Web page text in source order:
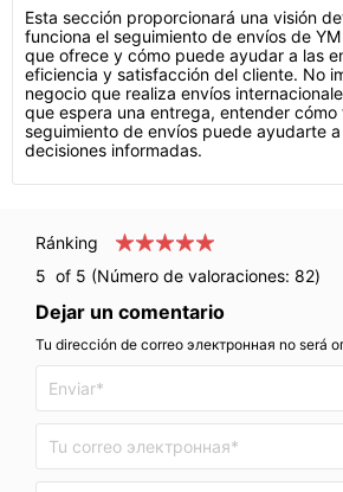
Esta sección proporcionará una visión
funciona el seguimiento de envíos de
que ofrece y cómo puede ayudar a las
eficiencia y satisfacción del cliente. No
negocio que realiza envíos
que espera una entrega, entender cómo
seguimiento de envíos puede ayudarte
decisiones informadas.
Ránking
5 of 5 (Número de valoraciones: 82)
Dejar un comentario
Tu dirección de correo электронная no será